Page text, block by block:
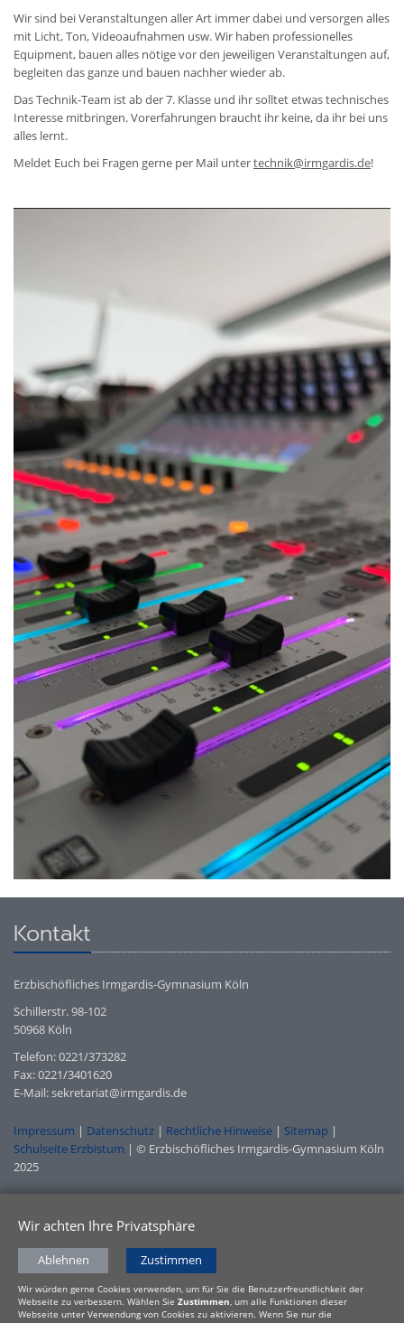
Wir sind bei Veranstaltungen aller Art immer dabei und versorgen alles
mit Licht, Ton, Videoaufnahmen usw. Wir haben professionelles
Equipment, bauen alles nötige vor den jeweiligen Veranstaltungen auf,
begleiten das ganze und bauen nachher wieder ab.
Das Technik-Team ist ab der 7. Klasse und ihr solltet etwas technisches
Interesse mitbringen. Vorerfahrungen braucht ihr keine, da ihr bei uns
alles lernt.
Meldet Euch bei Fragen gerne per Mail untertechnik@irmgardis.de!
Kontakt
Erzbischöfliches Irmgardis-Gymnasium Köln
Schillerstr. 98-102
50968 Köln
Telefon: 0221/373282
Fax: 0221/3401620
E-Mail: sekretariat@irmgardis.de
Impressum | Datenschutz | Rechtliche Hinweise | Sitemap |
Schulseite Erzbistum | © Erzbischöfliches Irmgardis-Gymnasium Köln
2025
Wir achten Ihre Privatsphäre
Ablehnen Zustimmen
Wir würden gerne Cookies verwenden, um für Sie die Benutzerfreundlichkeit der
Webseite zu verbessern. Wählen Sie Zustimmen, um alle Funktionen dieser
Webseite unter Verwendung von Cookies zu aktivieren. Wenn Sie nur die